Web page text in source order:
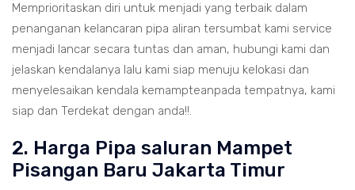
Memprioritaskan diri untuk menjadi yang terbaik dalam
penanganan kelancaran pipa aliran tersumbat kami service
menjadi lancar secara tuntas dan aman, hubungi kami dan
jelaskan kendalanya lalu kami siap menuju kelokasi dan
menyelesaikan kendala kemampteanpada tempatnya, kami
siap dan Terdekat dengan anda!!.
2. Harga Pipa saluran Mampet
Pisangan Baru Jakarta Timur